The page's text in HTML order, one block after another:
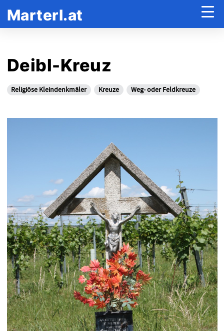
Marterl.at
Deibl-Kreuz
Religiöse Kleindenkmäler Kreuze Weg- oder Feldkreuze